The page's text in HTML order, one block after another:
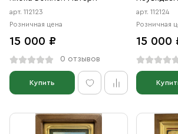
арт. 112123
Розничная цена
15 000 ₽
0 отзывов
Купить
Божией
арт. 112124
Розничная
15 000